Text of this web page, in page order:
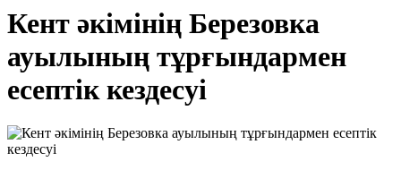
Кент әкімінің Березовка
ауылының тұрғындармен
есептік кездесуі